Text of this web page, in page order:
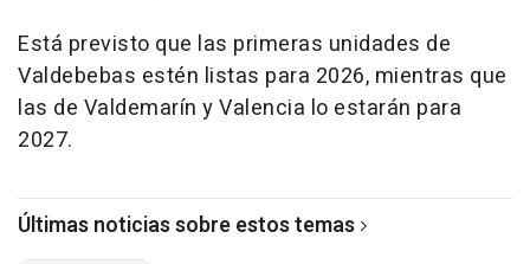
Está previsto que las primeras unidades de
Valdebebas estén listas para 2026, mientras que
las de Valdemarín y Valencia lo estarán para
2027.
Últimas noticias sobre estos temas